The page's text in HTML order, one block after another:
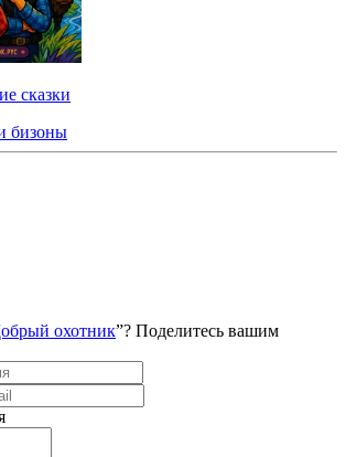
сказки
бизоны
охотник”? Поделитесь вашим